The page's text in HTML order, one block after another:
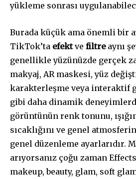
yükleme sonrası
Burada küçük ama önemli bir
TikTok’ta efektve filtreaynı
genellikle yüzünüzde gerçek
makyaj, AR maskesi, yüz
karakterleşme veya interaktif
gibi daha dinamik
görüntünün renk tonunu,
sıcaklığını ve genel
genel düzenleme ayarlarıdır.
arıyorsanız çoğu zaman
makeup, beauty, glam, soft